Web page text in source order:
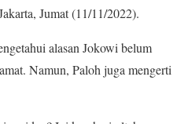
Jumat (11/11/2022).
alasan Jokowi belum
Namun, Paloh juga mengerti